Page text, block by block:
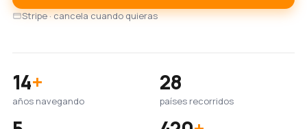
Stripe · cancela cuando quieras
14+
años navegando
28
países recorridos